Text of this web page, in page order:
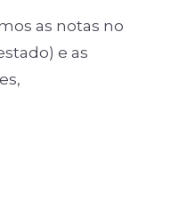
as notas no
e as